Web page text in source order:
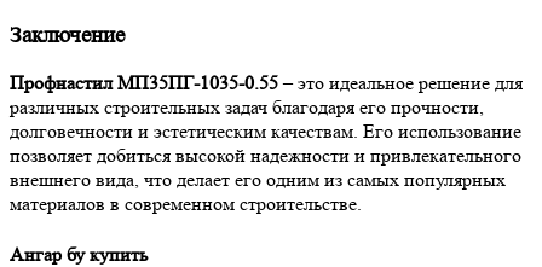
Заключение
Профнастил МП35ПГ-1035-0.55– это идеальное решение для
различных строительных задач благодаря его прочности,
долговечности и эстетическим качествам. Его использование
позволяет добиться высокой надежности и привлекательного
внешнего вида, что делает его одним из самых популярных
материалов в современном строительстве.
Ангар бу купить